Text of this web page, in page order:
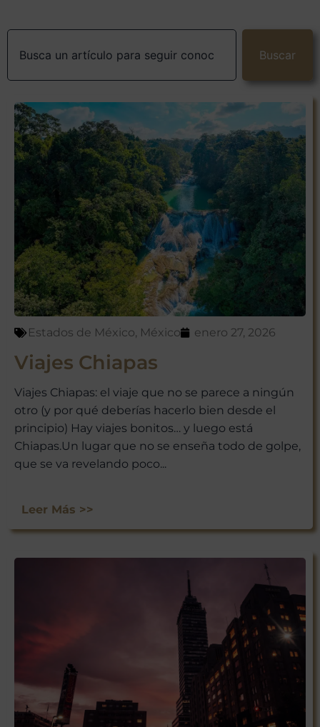
Buscar
Estados de México, México enero 27, 2026
Viajes Chiapas
Viajes Chiapas: el viaje que no se parece a ningún
otro (y por qué deberías hacerlo bien desde el
principio) Hay viajes bonitos… y luego está
Chiapas.Un lugar que no se enseña todo de golpe,
que se va revelando poco...
Leer Más >>